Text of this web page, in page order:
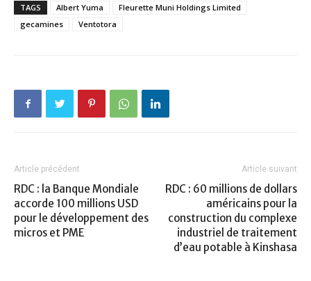
TAGS Albert Yuma
Fleurette Muni Holdings Limited
gecamines
Ventotora
Article précédent
RDC : la Banque Mondiale
accorde 100 millions USD
pour le développement des
micros et PME
Article suivant
RDC : 60 millions de dollars
américains pour la
construction du complexe
industriel de traitement
d’eau potable à Kinshasa